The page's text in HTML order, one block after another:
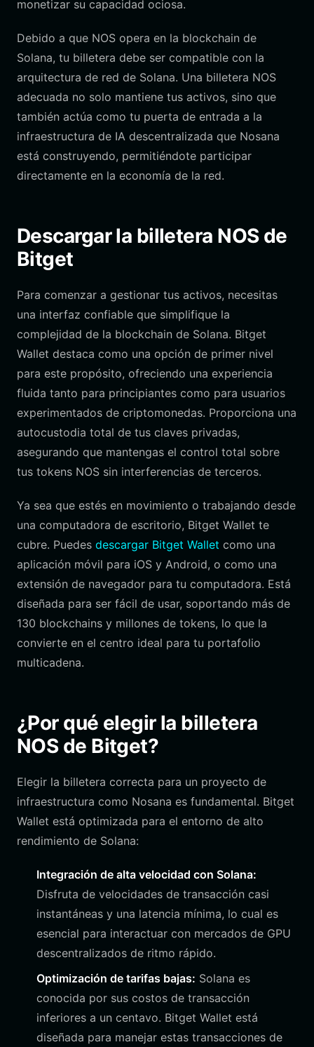
monetizar su capacidad ociosa.
Debido a que NOS opera en la blockchain de
Solana, tu billetera debe ser compatible con la
arquitectura de red de Solana. Una billetera NOS
adecuada no solo mantiene tus activos, sino que
también actúa como tu puerta de entrada a la
infraestructura de IA descentralizada que Nosana
está construyendo, permitiéndote participar
directamente en la economía de la red.
Descargar la billetera NOS de
Bitget
Para comenzar a gestionar tus activos, necesitas
una interfaz confiable que simplifique la
complejidad de la blockchain de Solana. Bitget
Wallet destaca como una opción de primer nivel
para este propósito, ofreciendo una experiencia
fluida tanto para principiantes como para usuarios
experimentados de criptomonedas. Proporciona una
autocustodia total de tus claves privadas,
asegurando que mantengas el control total sobre
tus tokens NOS sin interferencias de terceros.
Ya sea que estés en movimiento o trabajando desde
una computadora de escritorio, Bitget Wallet te
cubre. Puedes descargar Bitget Wallet como una
aplicación móvil para iOS y Android, o como una
extensión de navegador para tu computadora. Está
diseñada para ser fácil de usar, soportando más de
130 blockchains y millones de tokens, lo que la
convierte en el centro ideal para tu portafolio
multicadena.
¿Por qué elegir la billetera
NOS de Bitget?
Elegir la billetera correcta para un proyecto de
infraestructura como Nosana es fundamental. Bitget
Wallet está optimizada para el entorno de alto
rendimiento de Solana:
Integración de alta velocidad con Solana:
Disfruta de velocidades de transacción casi
instantáneas y una latencia mínima, lo cual es
esencial para interactuar con mercados de GPU
descentralizados de ritmo rápido.
Optimización de tarifas bajas: Solana es
conocida por sus costos de transacción
inferiores a un centavo. Bitget Wallet está
diseñada para manejar estas transacciones de